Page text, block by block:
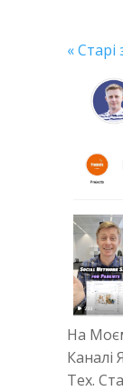
« Старі
На
Каналі
Тех.